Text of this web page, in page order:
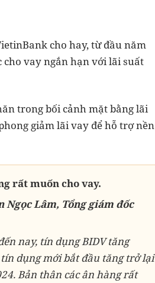
cho hay, từ đầu năm
cho vay ngắn hạn với lãi suất
trong bối cảnh mặt bằng lãi
giảm lãi vay để hỗ trợ nền
rất muốn cho vay.
Ngọc Lâm, Tổng giám đốc
nay, tín dụng BIDV tăng
dụng mới bắt đầu tăng trở lại
Bản thân các ân hàng rất